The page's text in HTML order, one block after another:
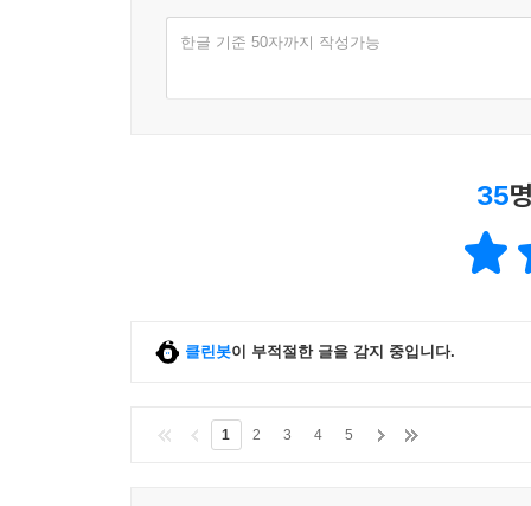
한글 기준 50자까지 작성가능
35
클린봇이 부적절한 글을 감지 중입니다.
1 2 3 4 5